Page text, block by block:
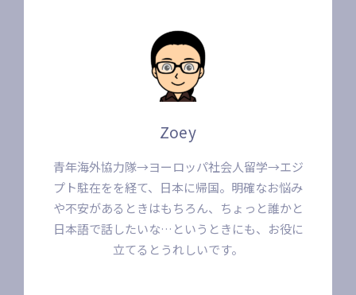
Zoey
青年海外協力隊→ヨーロッパ社会人留学→エジ
プト駐在をを経て、日本に帰国。明確なお悩み
や不安があるときはもちろん、ちょっと誰かと
日本語で話したいな…というときにも、お役に
立てるとうれしいです。